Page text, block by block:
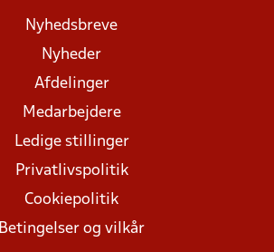
Nyhedsbreve
Nyheder
Afdelinger
Medarbejdere
Ledige stillinger
Privatlivspolitik
Cookiepolitik
Betingelser og vilkår